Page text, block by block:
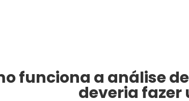
funciona a análise
deveria fazer